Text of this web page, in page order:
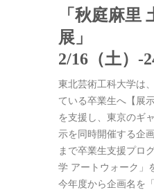
「秋庭麻里
展」
2/16（土）-
東北芸術工科大学は
ている卒業生へ【展
を支援し、東京のギ
示を同時開催する企
まで卒業生支援プロ
学 アートウォーク」
今年度から企画名を